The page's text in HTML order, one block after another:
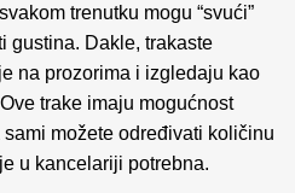
trenutku mogu “svući”
gustina. Dakle, trakaste
na prozorima i izgledaju kao
trake imaju mogućnost
možete određivati količinu
u kancelariji potrebna.